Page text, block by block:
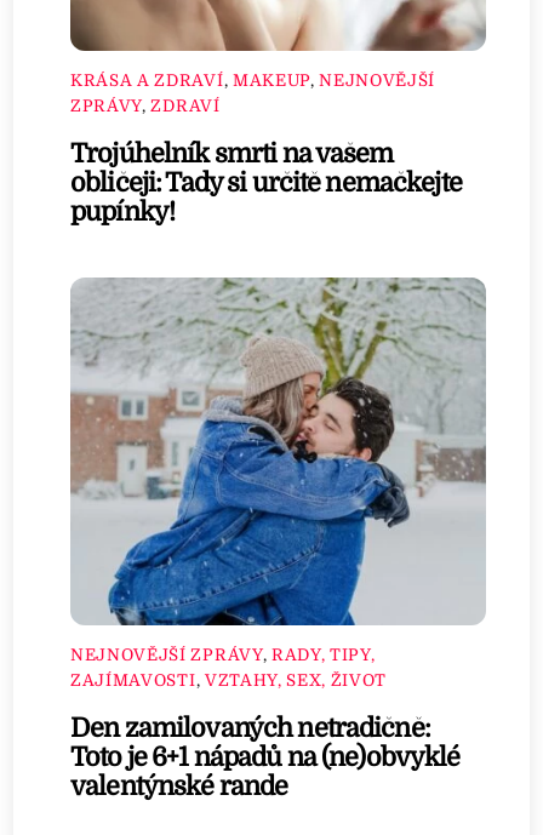
KRÁSA A ZDRAVÍ, MAKEUP,NEJNOVĚJŠÍ
ZPRÁVY,ZDRAVÍ
Trojúhelník smrti na vašem
obličeji: Tady si určitě nemačkejte
pupínky!
NEJNOVĚJŠÍ ZPRÁVY, RADY, TIPY,
ZAJÍMAVOSTI, VZTAHY, SEX, ŽIVOT
Den zamilovaných netradičně:
Toto je 6+1 nápadů na (ne)obvyklé
valentýnské rande